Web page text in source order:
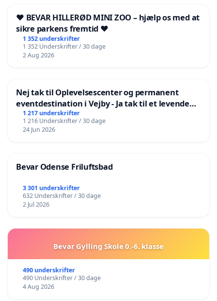
❤️ BEVAR HILLERØD MINI ZOO – hjælp os med at
sikre parkens fremtid ❤️
1 352 underskrifter
1 352 Underskrifter / 30 dage
2 Aug 2026
Nej tak til Oplevelsescenter og permanent
eventdestination i Vejby - Ja tak til et levende
lokalområde i balance
1 217 underskrifter
1 216 Underskrifter / 30 dage
24 Jun 2026
Bevar Odense Friluftsbad
3 301 underskrifter
632 Underskrifter / 30 dage
2 Jul 2026
Bevar Gylling Skole 0.-6. klasse
490 underskrifter
490 Underskrifter / 30 dage
4 Aug 2026